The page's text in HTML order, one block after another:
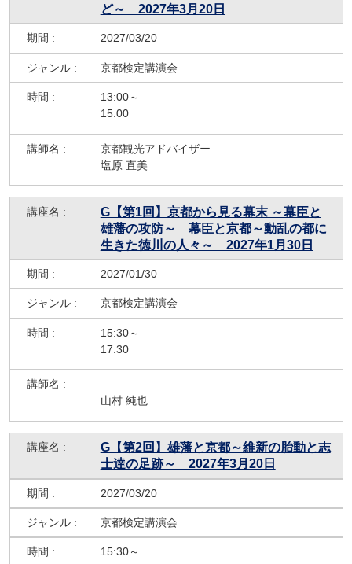
ど～ 2027年3月20日
2027/03/20
京都検定講演会
13:00～
15:00
京都観光アドバイザー
塩原 直美
G【第1回】京都から見る幕末 ～幕臣と
雄藩の攻防～ 幕臣と京都～動乱の都に
生きた徳川の人々～ 2027年1月30日
2027/01/30
京都検定講演会
15:30～
17:30
山村 純也
G【第2回】雄藩と京都～維新の胎動と志
士達の足跡～ 2027年3月20日
2027/03/20
京都検定講演会
15:30～